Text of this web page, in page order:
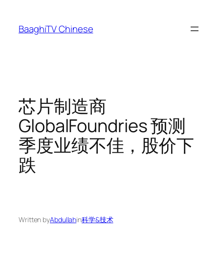
content
BaaghiTV Chinese
芯片制造商
GlobalFoundries 预测
季度业绩不佳，股价下
跌
Written byAbdullahin科学&技术